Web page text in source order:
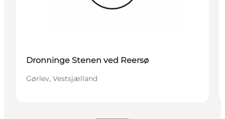
Dronninge Stenen ved Reersø
Gørlev, Vestsjælland